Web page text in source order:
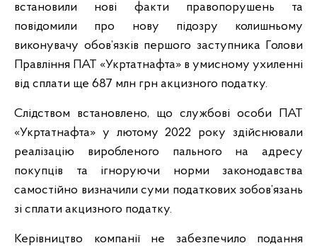
встановили нові факти правопорушень та
повідомили про нову підозру колишньому
виконувачу обов’язків першого заступника Голови
Правління ПАТ «Укртатнафта» в умисному ухиленні
від сплати ще 687 млн грн акцизного податку.
Слідством встановлено, що службові особи ПАТ
«Укртатнафта» у лютому 2022 року здійснювали
реалізацію виробленого пального на адресу
покупців та ігноруючи норми законодавства
самостійно визначили суми податкових зобов’язань
зі сплати акцизного податку.
Керівництво компанії не забезпечило подання